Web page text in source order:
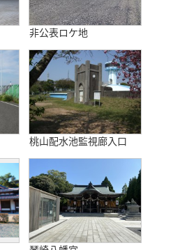
非公表ロケ地
桃山配水池監視廊入口